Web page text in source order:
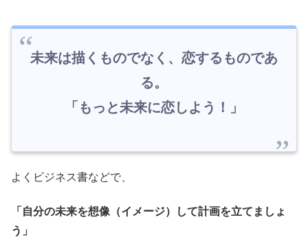
未来は描くものでなく、恋するものであ
る。
「もっと未来に恋しよう！」
よくビジネス書などで、
「自分の未来を想像（イメージ）して計画を立てましょ
う」